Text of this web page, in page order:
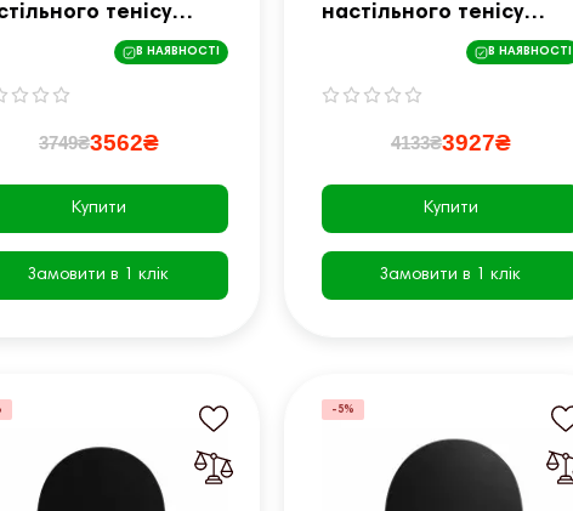
тенісу
EXCELL
2000, чорно-
В НАЯВНОСТІ
3749₴3562₴
Купити
Замовити в 1 клік
настільного тенісу
Cornilleau EXCELL
CARBON 3000, чорно-
червона
В НАЯВНОСТІ
4133₴3927₴
Купити
Замовити в 1 клік
-5%